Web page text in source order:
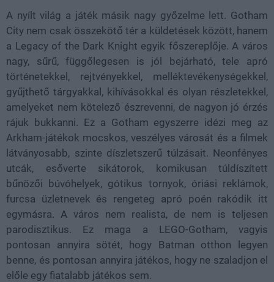
A nyílt világ a játék másik nagy győzelme lett. Gotham
City nem csak összekötő tér a küldetések között, hanem
a Legacy of the Dark Knight egyik főszereplője. A város
nagy, sűrű, függőlegesen is jól bejárható, tele apró
történetekkel, rejtvényekkel, melléktevékenységekkel,
gyűjthető tárgyakkal, kihívásokkal és olyan részletekkel,
amelyeket nem kötelező észrevenni, de nagyon jó érzés
rájuk bukkanni. Ez a Gotham egyszerre idézi meg az
Arkham-játékok mocskos, veszélyes városát és a filmek
látványosabb, szinte díszletszerű túlzásait. Neonfényes
utcák, esőverte sikátorok, komikusan túldíszített
bűnözői búvóhelyek, gótikus tornyok, óriási reklámok,
furcsa üzletnevek és rengeteg apró poén rakódik itt
egymásra. A város nem realista, de nem is teljesen
parodisztikus. Ez maga a LEGO-Gotham, vagyis
pontosan annyira sötét, hogy Batman otthon legyen
benne, és pontosan annyira játékos, hogy ne szaladjon el
előle egy fiatalabb játékos sem.